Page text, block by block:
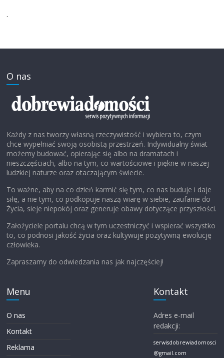
.
O nas
Każdy z nas tworzy własną rzeczywistość i wybiera to, czym
chce wypełniać swoją osobistą przestrzeń. Indywidualny świat
możemy budować, opierając się albo na dramatach i
nieszczęściach, albo na tym, co wartościowe i piękne w naszej
ludzkiej naturze oraz otaczającym świecie.
To ważne, aby na co dzień karmić się tym, co nas buduje i daje
siłę, a nie tym, co podkopuje naszą wiarę w siebie, zaufanie do
Życia, sieje niepokój oraz generuje obawy dotyczące przyszłości.
Założyciele portalu chcą w tym uczestniczyć i wspierać wszystko
to, co podnosi jakość życia oraz kultywuje pozytywną ewolucję
człowieka.
Zapraszamy do odwiedzania nas jak najczęściej!
Menu
O nas
Kontakt
Reklama
Kontakt
Adres e-mail
redakcji:
serwisdobrewiadomosci
@gmail.com